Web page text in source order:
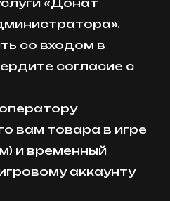
«Донат
со входом в
согласие с
вам товара в игре
и временный
аккаунту